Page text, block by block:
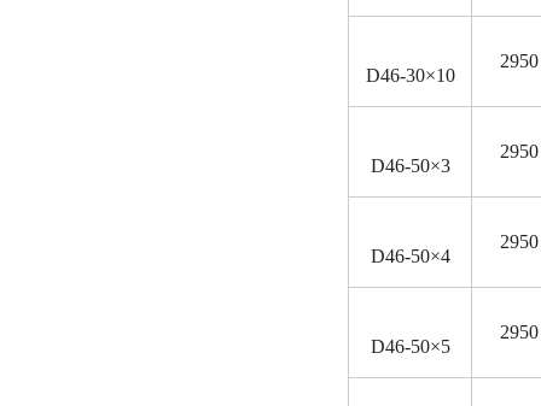
D46-30×10
2950
D46-50×3
2950
D46-50×4
2950
D46-50×5
2950